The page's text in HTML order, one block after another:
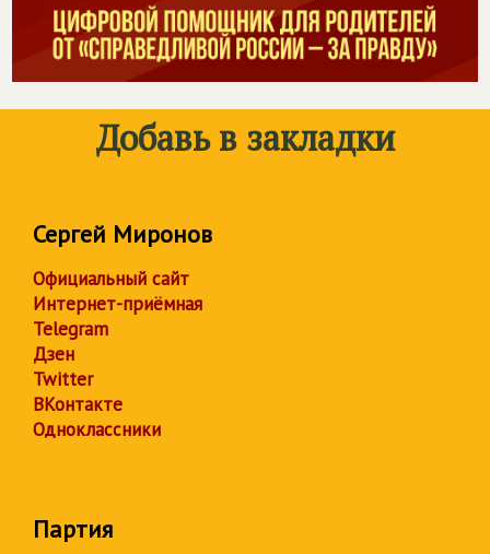
Добавь в закладки
Сергей Миронов
Официальный сайт
Интернет-приёмная
Telegram
Дзен
Twitter
ВКонтакте
Одноклассники
Партия